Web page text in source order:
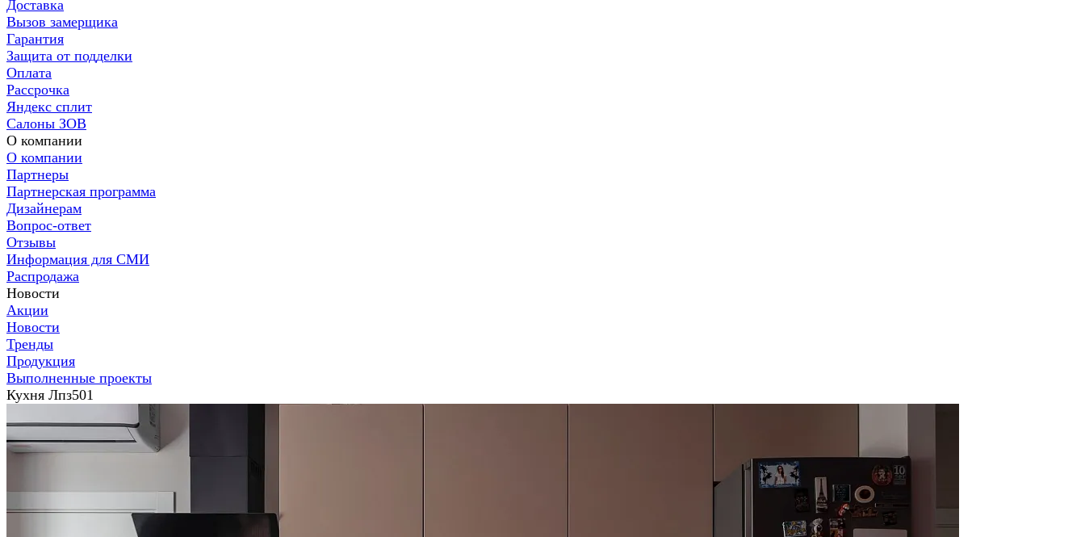
Доставка
Вызов замерщика
Гарантия
Защита от подделки
Оплата
Рассрочка
Яндекс сплит
Салоны ЗОВ
О компании
О компании
Партнеры
Партнерская программа
Дизайнерам
Вопрос-ответ
Отзывы
Информация для СМИ
Распродажа
Новости
Акции
Новости
Тренды
Продукция
Выполненные проекты
Кухня Лпз501